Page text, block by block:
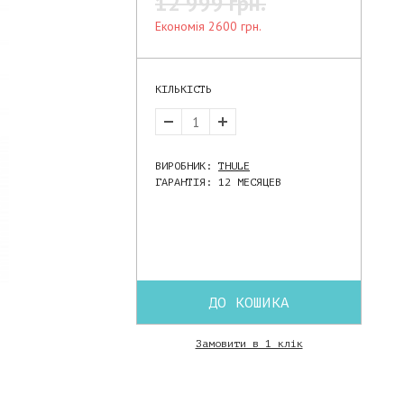
економія 2600 грн.
КІЛЬКІСТЬ
ВИРОБНИК: THULE
ГАРАНТІЯ: 12 МЕСЯЦЕВ
ДО КОШИКА
Замовити в 1 клік